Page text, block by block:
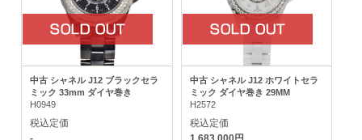
中古 シャネル J12 ブラックセラ
ミック 33mm ダイヤ巻き
H0949
税込定価
中古 シャネル J12 ホワイトセラ
ミック ダイヤ巻き 29MM
H2572
税込定価